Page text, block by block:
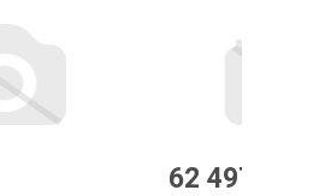
62 497